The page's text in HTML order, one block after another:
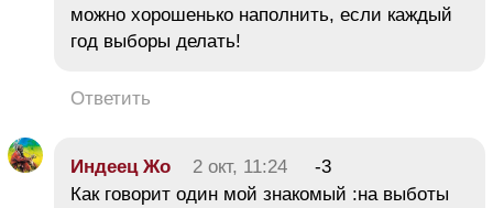
можно хорошенько наполнить, если каждый
год выборы делать!
Ответить
Индеец Жо 2 окт, 11:24
-3
Как говорит один мой знакомый :на выботы